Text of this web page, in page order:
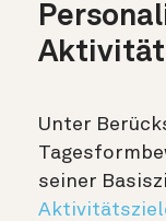
Unter
seiner